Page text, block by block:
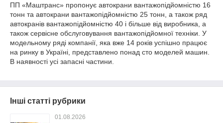
ПП «Маштранс» пропонує автокрани вантажопідйомністю 16
тонн та автокрани вантажопідйомністю 25 тонн, а також ряд
автокранів вантажопідйомністю 40 і більше від виробника, а
також сервісне обслуговування вантажопідйомної техніки. У
модельному ряді компанії, яка вже 14 років успішно працює
на ринку в Україні, представлено понад сто моделей машин.
В наявності усі запасні частини.
Інші статті рубрики
01.08.2026